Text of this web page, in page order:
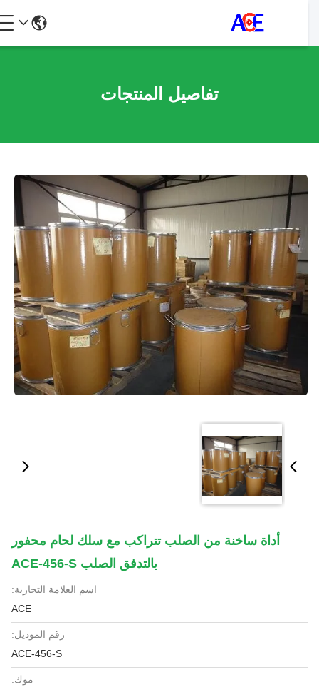
تفاصيل المنتجات
أداة ساخنة من الصلب تتراكب مع سلك لحام محفور
بالتدفق الصلب ACE-456-S
اسم العلامة التجارية:
ACE
رقم الموديل:
ACE-456-S
موك: